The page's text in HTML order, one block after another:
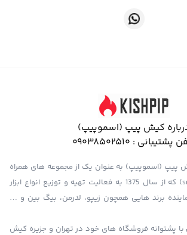
کیش پیپ (اسموپیپ)
پشتیبانی : 09038502510
پیپ (اسموپیپ) به عنوان یک از مجموعه های همراه
اسموکیش (smokish.ir) که از سال 1375 به فعالیت تهیه و توزیع انواع ابزار
برند هایی همچون زیپو، لدرمن، بیگ بین و …
با پشتوانه فروشگاه های خود در تهران و جزیره کیش